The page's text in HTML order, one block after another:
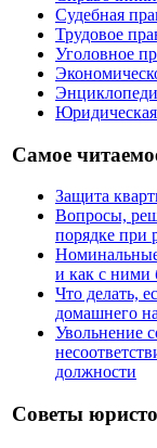
Судебная
Трудовое
Уголовное
Юридическая
Самое
Защита
Вопросы,
порядке при
и как с ними
Что делать,
домашнего
Увольнение
должности
Советы